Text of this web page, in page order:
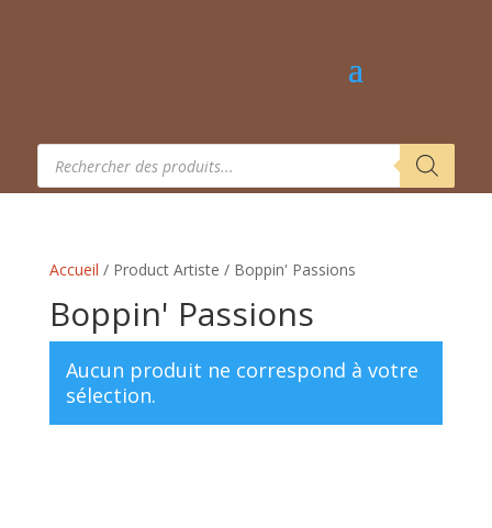
Recherche
produits
Accueil / Product Artiste / Boppin' Passions
Boppin' Passions
Aucun produit ne correspond à votre
sélection.